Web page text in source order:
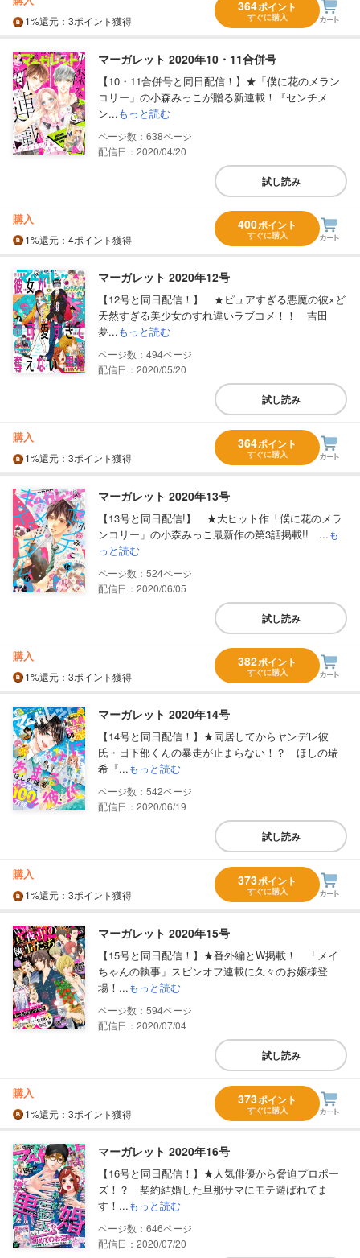
1%還元 ：3ポイント獲得
364ポイント
すぐに購入
マーガレット 2020年10・11合併号
【10・11合併号と同日配信！】★「僕に花のメラン
コリー」の小森みっこが贈る新連載！『センチメ
ン...もっと読む
638
配信日：2020/04/20
試し読み
購入
1%還元 ：4ポイント獲得
400ポイント
すぐに購入
マーガレット 2020年12号
【12号と同日配信！】 ★ピュアすぎる悪魔の彼×ど
天然すぎる美少女のすれ違いラブコメ！！ 吉田
夢...もっと読む
494
配信日：2020/05/20
試し読み
購入
1%還元 ：3ポイント獲得
364ポイント
すぐに購入
マーガレット 2020年13号
【13号と同日配信!】 ★大ヒット作「僕に花のメラ
ンコリー」の小森みっこ最新作の第3話掲載!! ...も
っと読む
524
配信日：2020/06/05
試し読み
購入
1%還元 ：3ポイント獲得
382ポイント
すぐに購入
マーガレット 2020年14号
【14号と同日配信！】★同居してからヤンデレ彼
氏・日下部くんの暴走が止まらない！？ ほしの瑞
希『...もっと読む
542
配信日：2020/06/19
試し読み
購入
1%還元 ：3ポイント獲得
373ポイント
すぐに購入
マーガレット 2020年15号
【15号と同日配信！】★番外編とW掲載！ 「メイ
ちゃんの執事」スピンオフ連載に久々のお嬢様登
場！...もっと読む
594
配信日：2020/07/04
試し読み
購入
1%還元 ：3ポイント獲得
373ポイント
すぐに購入
マーガレット 2020年16号
【16号と同日配信！】★人気俳優から脅迫プロポー
ズ！？ 契約結婚した旦那サマにモテ遊ばれてま
す！...もっと読む
646
配信日：2020/07/20